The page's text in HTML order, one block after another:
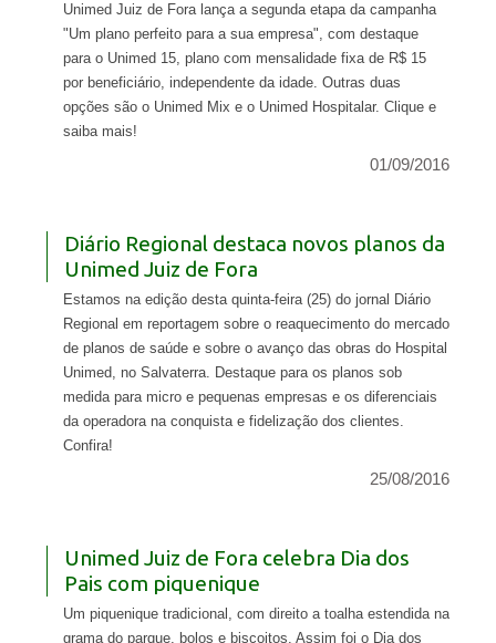
Unimed Juiz de Fora lança a segunda etapa da campanha
"Um plano perfeito para a sua empresa", com destaque
para o Unimed 15, plano com mensalidade fixa de R$ 15
por beneficiário, independente da idade. Outras duas
opções são o Unimed Mix e o Unimed Hospitalar. Clique e
saiba mais!
01/09/2016
Diário Regional destaca novos planos da
Unimed Juiz de Fora
Estamos na edição desta quinta-feira (25) do jornal Diário
Regional em reportagem sobre o reaquecimento do mercado
de planos de saúde e sobre o avanço das obras do Hospital
Unimed, no Salvaterra. Destaque para os planos sob
medida para micro e pequenas empresas e os diferenciais
da operadora na conquista e fidelização dos clientes.
Confira!
25/08/2016
Unimed Juiz de Fora celebra Dia dos
Pais com piquenique
Um piquenique tradicional, com direito a toalha estendida na
grama do parque, bolos e biscoitos. Assim foi o Dia dos